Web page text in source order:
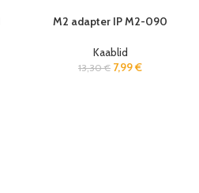
M2 adapter IP M2-090
Kaablid
13,30€ 7,99€